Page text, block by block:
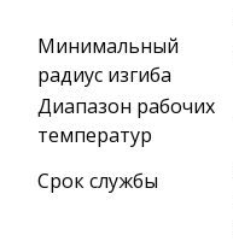
Минимальный
радиус изгиба
Диапазон рабочих
температур
Срок службы